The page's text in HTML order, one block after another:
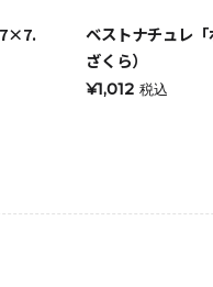
贈り物（日常ギフ
7×7.
ベストナチュレ
ざくら）
¥1,012 税込